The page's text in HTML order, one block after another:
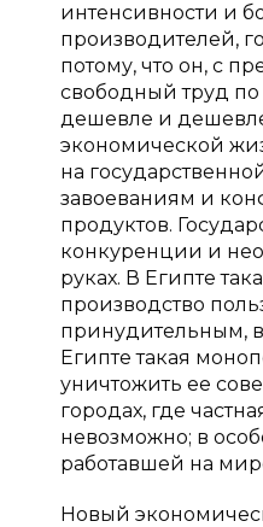
интенсивности и
производителей,
потому, что он, с
свободный труд по
дешевле и
экономической
на
завоеваниям и
продуктов.
конкуренции и
руках. В Египте
производство
принудительным,
Египте такая
уничтожить ее
городах, где
невозможно; в
работавшей на
Новый